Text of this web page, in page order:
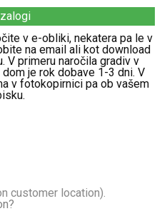
v e-obliki, nekatera pa le v
na email ali kot download
V primeru naročila gradiv v
je rok dobave 1-3 dni. V
v fotokopirnici pa ob vašem
customer location).